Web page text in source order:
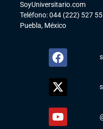
SoyUniversitario.com
Teléfono: 044 (222) 527
Puebla, México